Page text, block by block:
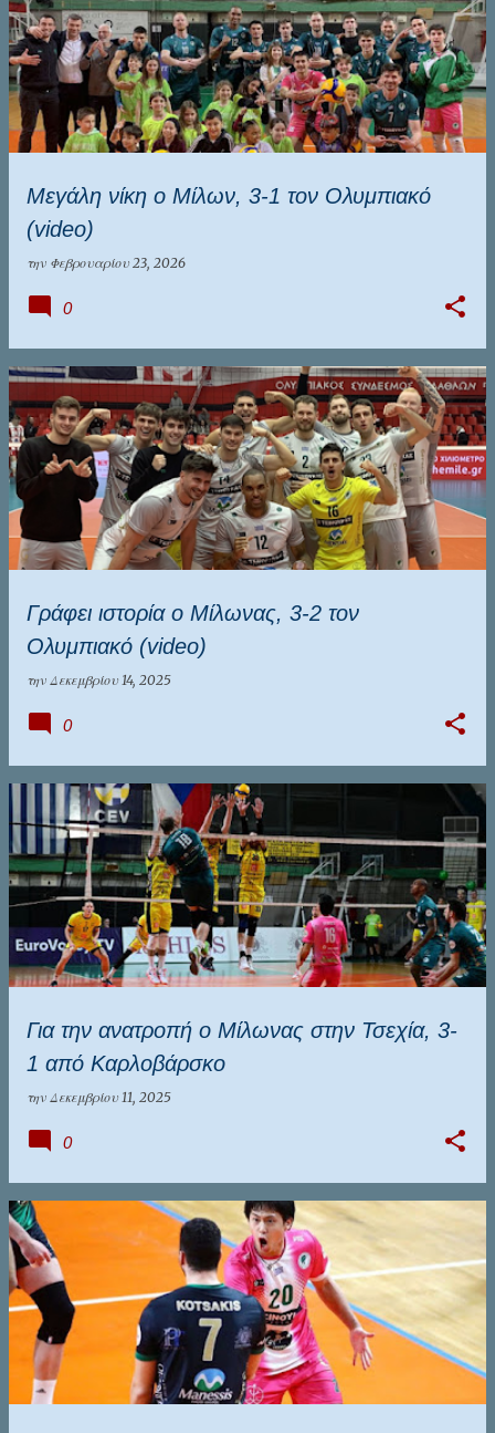
ν
α
ρ
τ
ή
Μεγάλη νίκη ο Μίλων, 3-1 τον Ολυμπιακό
(video)
την Φεβρουαρίου 23, 2026
0
Γράφει ιστορία ο Μίλωνας, 3-2 τον
Ολυμπιακό (video)
την Δεκεμβρίου 14, 2025
0
Για την ανατροπή ο Μίλωνας στην Τσεχία, 3-
1 από Καρλοβάρσκο
την Δεκεμβρίου 11, 2025
0